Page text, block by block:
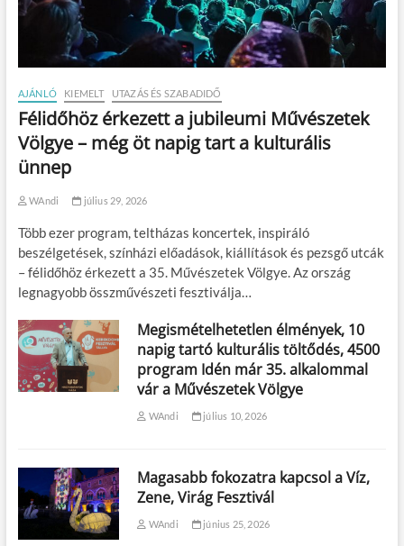
AJÁNLÓ KIEMELT UTAZÁS ÉS SZABADIDŐ
Félidőhöz érkezett a jubileumi Művészetek
Völgye – még öt napig tart a kulturális
ünnep
WAndi július 29, 2026
Több ezer program, teltházas koncertek, inspiráló
beszélgetések, színházi előadások, kiállítások és pezsgő utcák
– félidőhöz érkezett a 35. Művészetek Völgye. Az ország
legnagyobb összművészeti fesztiválja…
Megismételhetetlen élmények, 10
napig tartó kulturális töltődés, 4500
program Idén már 35. alkalommal
vár a Művészetek Völgye
WAndi július 10, 2026
Magasabb fokozatra kapcsol a Víz,
Zene, Virág Fesztivál
WAndi június 25, 2026